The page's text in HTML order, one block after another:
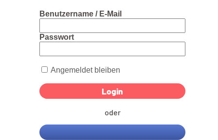
Benutzername / E-Mail
Passwort
Angemeldet bleiben
oder